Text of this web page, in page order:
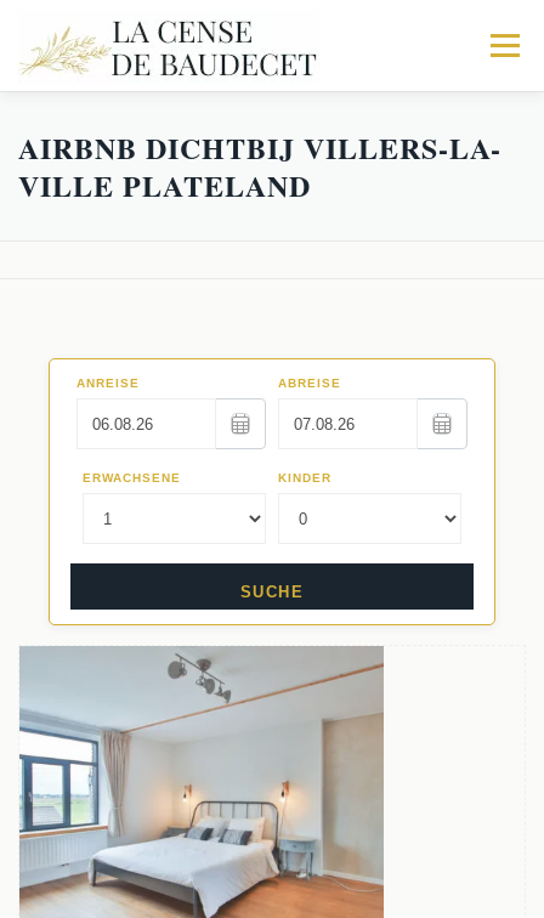
Menu
HOME DE BOERDERIJ STALHOUDERIJ
AIRBNB DICHTBIJ VILLERS-LA-
VILLE PLATELAND